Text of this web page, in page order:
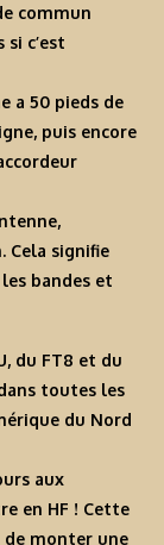
commun
c’est
a 50 pieds de
puis encore
Cela signifie
bandes et
du FT8 et du
toutes les
du Nord
aux
en HF ! Cette
de monter une